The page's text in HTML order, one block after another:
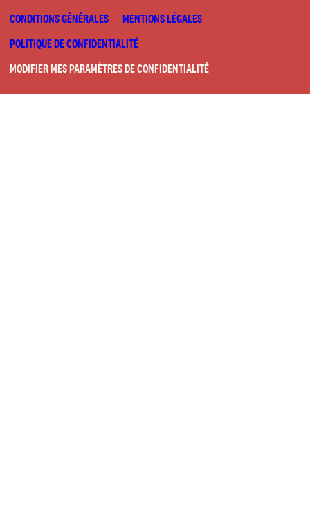
CONDITIONS GÉNÉRALES
MENTIONS LÉGALES
POLITIQUE DE CONFIDENTIALITÉ
MODIFIER MES PARAMÈTRES DE CONFIDENTIALITÉ